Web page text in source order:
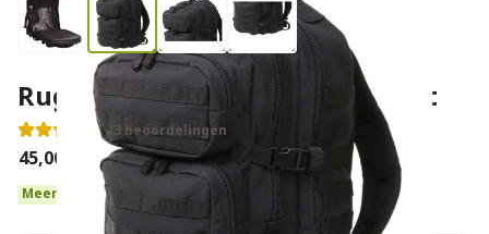
Rugzak Bug Out Bag 45L - Zwart
3 beoordelingen
€45,00
Meer dan 10 op voorraad